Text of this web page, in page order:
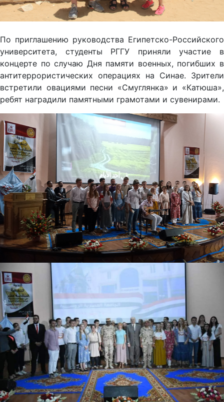
По приглашению руководства Египетско-Российского
университета, студенты РГГУ приняли участие в
концерте по случаю Дня памяти военных, погибших в
антитеррористических операциях на Синае. Зрители
встретили овациями песни «Смуглянка» и «Катюша»,
ребят наградили памятными грамотами и сувенирами.